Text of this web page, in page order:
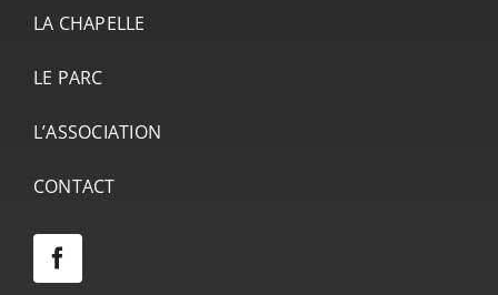
LA CHAPELLE
LE PARC
L’ASSOCIATION
CONTACT